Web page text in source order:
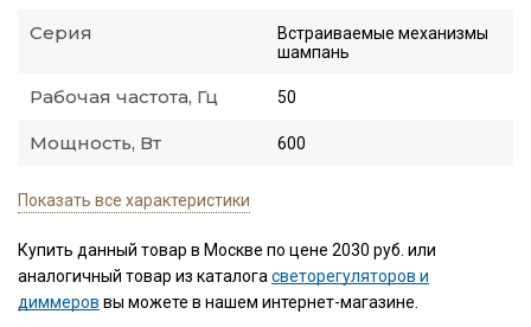
Серия
Встраиваемые механизмы
шампань
Рабочая частота, Гц 50
Мощность, Вт 600
Показать все характеристики
Купить данный товар в Москве по цене 2030 руб. или
аналогичный товар из каталогасветорегуляторов и
диммеров вы можете в нашем интернет-магазине.